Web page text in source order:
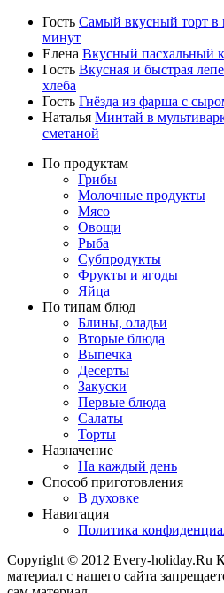
Гость Самый вкусный торт в
минут
Елена Вкусный пасхальный
Гость Вкусная и быстрая
хлеба
Гость Гнёзда из фарша с
Наталья Минтай в
сметаной
По продуктам
Грибы
Молочные продукты
Мясо
Овощи
Рыба
Субпродукты
Фрукты и ягоды
Яйца
По типам блюд
Блины, оладьи
Вторые блюда
Выпечка
Десерты
Закуски
Первые блюда
Салаты
Торты
Назначение
На каждый день
Способ приготовления
В духовке
Навигация
Политика
Copyright © 2012 Every-holiday.Ru
материал с нашего сайта